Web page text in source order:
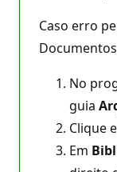
Caso erro
No
guia
Clique
Em